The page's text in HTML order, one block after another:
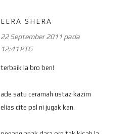
EERA SHERA
22 September 2011 pada
12:41 PTG
terbaik la bro ben!
ade satu ceramah ustaz kazim
elias cite psl ni jugak kan.